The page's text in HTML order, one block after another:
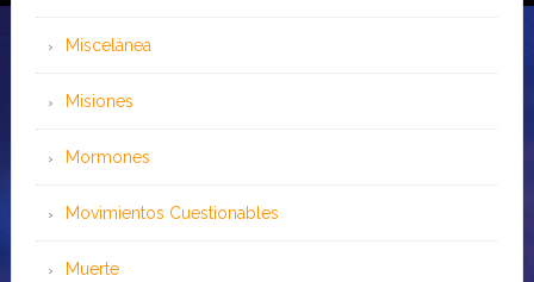
Miscelánea
Misiones
Mormones
Movimientos Cuestionables
Muerte